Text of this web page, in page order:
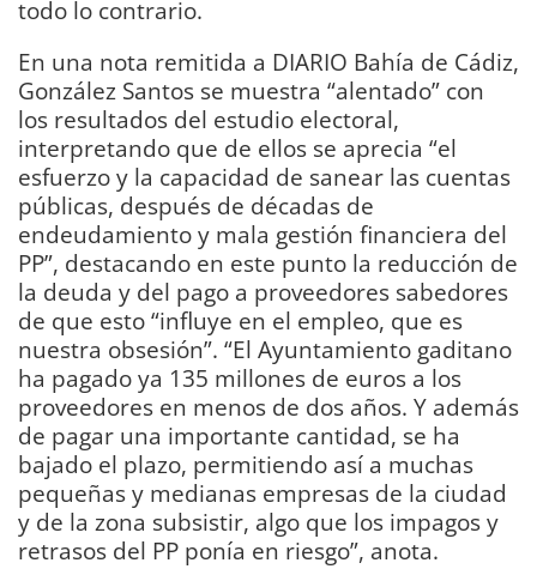
todo lo contrario.
En una nota remitida a DIARIO Bahía de Cádiz,
González Santos se muestra “alentado” con
los resultados del estudio electoral,
interpretando que de ellos se aprecia “el
esfuerzo y la capacidad de sanear las cuentas
públicas, después de décadas de
endeudamiento y mala gestión financiera del
PP”, destacando en este punto la reducción de
la deuda y del pago a proveedores sabedores
de que esto “influye en el empleo, que es
nuestra obsesión”. “El Ayuntamiento gaditano
ha pagado ya 135 millones de euros a los
proveedores en menos de dos años. Y además
de pagar una importante cantidad, se ha
bajado el plazo, permitiendo así a muchas
pequeñas y medianas empresas de la ciudad
y de la zona subsistir, algo que los impagos y
retrasos del PP ponía en riesgo”, anota.